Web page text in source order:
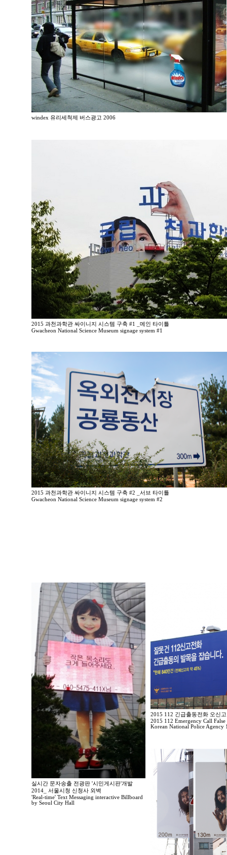
windex 유리세척제 버스광고 2006
2015 과천과학관 싸이니지 시스템 구축 #1 _메인 타이틀
Gwacheon National Science Museum signage system #1
2015 과천과학관 싸이니지 시스템 구축 #2 _서브 타이틀
Gwacheon National Science Museum signage system #2
실시간 문자송출 전광판 '시민게시판'개발
2014_ 서울시청 신청사 외벽
'Real-time' Text Messaging interactive Billboard
by Seoul City Hall
2015 112 긴급출동전화 오신
2015 112 Emergency Call
Korean National Police Agency